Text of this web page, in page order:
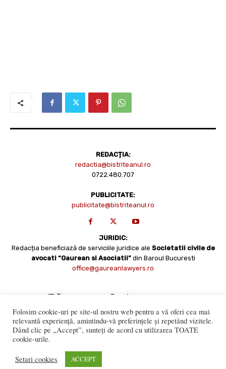
REDACȚIA:
redactia@bistriteanul.ro
0722.480.707
PUBLICITATE:
publicitate@bistriteanul.ro
JURIDIC:
Redacția beneficiază de serviciile juridice ale Societatii civile de
avocati “Gaurean si Asociatii” din Baroul Bucuresti
office@gaureanlawyers.ro
numai cu acordul expres al Bistriteanul.Ro. © Copyright 2008 -
Folosim cookie-uri pe site-ul nostru web pentru a vă oferi cea mai
relevantă experiență, amintindu-vă preferințele și repetând vizitele.
Dând clic pe „Accept”, sunteți de acord cu utilizarea TOATE
cookie-urile.
Setari cookies ACCEPT